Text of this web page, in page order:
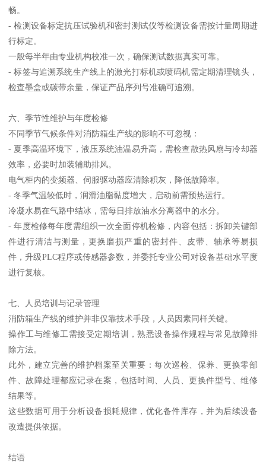
畅。
- 检测设备标定抗压试验机和密封测试仪等检测设备需按计量周期进
行标定。
一般每半年由专业机构校准一次，确保测试数据真实可靠。
- 标签与追溯系统生产线上的激光打标机或喷码机需定期清理镜头，
检查墨盒或碳带余量，保证产品序列号准确可追溯。
六、季节性维护与年度检修
不同季节气候条件对消防箱生产线的影响不可忽视：
- 夏季高温环境下，液压系统油温易升高，需检查散热风扇与冷却器
效率，必要时加装辅助排风。
电气柜内的变频器、伺服驱动器应清除积灰，降低故障率。
- 冬季气温较低时，润滑油脂黏度增大，启动前需预热运行。
冷凝水易在气路中结冰，需每日排放油水分离器中的水分。
- 年度检修每年度需组织一次全面停机检修，内容包括：拆卸关键部
件进行清洁与测量，更换磨损严重的密封件、皮带、轴承等易损
件，升级PLC程序或传感器参数，并委托专业公司对设备基础水平度
进行复核。
七、人员培训与记录管理
消防箱生产线的维护并非仅靠技术手段，人员因素同样关键。
操作工与维修工需接受定期培训，熟悉设备操作规程与常见故障排
除方法。
此外，建立完善的维护档案至关重要：每次巡检、保养、更换零部
件、故障处理都应记录在案，包括时间、人员、更换件型号、维修
结果等。
这些数据可用于分析设备损耗规律，优化备件库存，并为后续设备
改造提供依据。
结语